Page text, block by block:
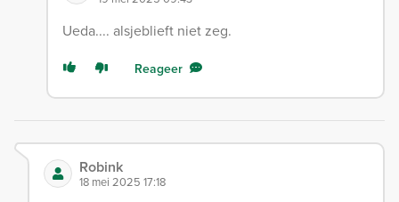
Ueda.... alsjeblieft niet zeg.
Reageer
Robink
18 mei 2025 17:18